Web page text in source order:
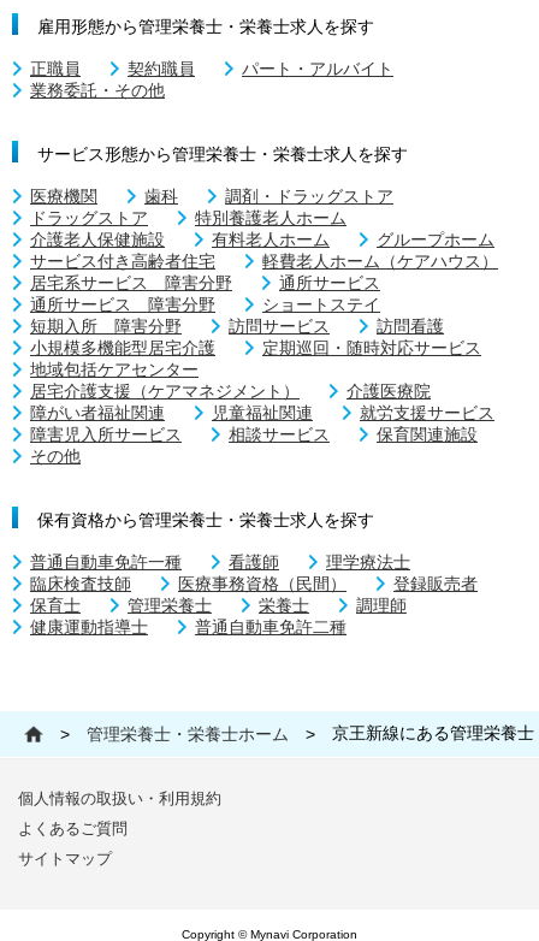
雇用形態から管理栄養士・栄養士求人を探す
正職員 契約職員
パート・アルバイト
業務委託・その他
サービス形態から管理栄養士・栄養士求人を探す
医療機関 歯科
調剤・ドラッグストア
ドラッグストア
特別養護老人ホーム
介護老人保健施設
有料老人ホーム
グループホーム
サービス付き高齢者住宅
軽費老人ホーム（ケアハウス）
居宅系サービス 障害分野
通所サービス
通所サービス 障害分野
ショートステイ
短期入所 障害分野
訪問サービス
訪問看護
小規模多機能型居宅介護
定期巡回・随時対応サービス
地域包括ケアセンター
居宅介護支援（ケアマネジメント）
介護医療院
障がい者福祉関連
児童福祉関連
就労支援サービス
障害児入所サービス
相談サービス
保育関連施設
その他
保有資格から管理栄養士・栄養士求人を探す
普通自動車免許一種 看護師
理学療法士
臨床検査技師
医療事務資格（民間）
登録販売者
保育士
管理栄養士 栄養士
調理師
健康運動指導士
普通自動車免許二種
> 管理栄養士・栄養士ホーム > 京王新線にある管理栄養
個人情報の取扱い・利用規約
よくあるご質問
サイトマップ
Copyright © Mynavi Corporation